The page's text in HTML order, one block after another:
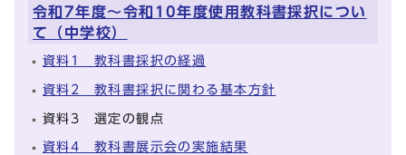
令和7年度～令和10年度使用教科書採択につい
て（中学校）
資料1 教科書採択の経過
資料2 教科書採択に関わる基本方針
資料3 選定の観点
資料4 教科書展示会の実施結果